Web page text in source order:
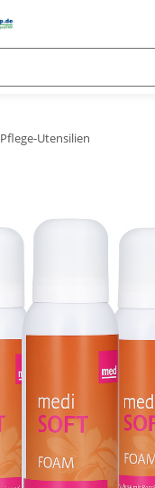
Pflege-Utensilien